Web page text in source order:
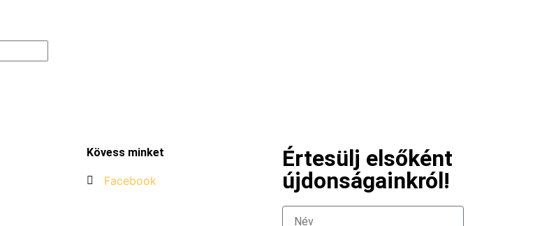
Kövess minket
Facebook
Értesülj elsőként
újdonságainkról!